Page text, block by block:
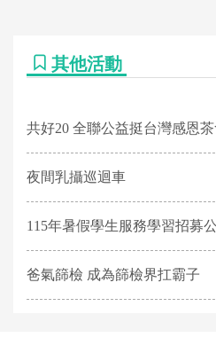
其他活動
共好20 全聯公益挺台灣感恩
夜間乳攝巡迴車
115年暑假學生服務學習招募
爸氣篩檢 成為篩檢界扛霸子